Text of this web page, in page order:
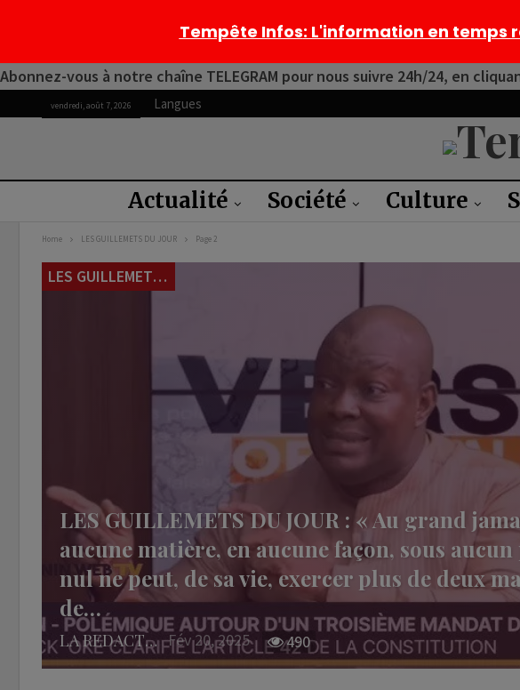
Abonnez-vous à notre chaîne TELEGRAM pour nous suivre 24h/24, en
vendredi, août 7, 2026 Langues
Actualité Société Culture
Home LES GUILLEMETS DU JOUR Page 2
LES GUILLEMETS DU JOUR
LES GUILLEMETS DU JOUR : « Au grand
aucune matière, en aucune façon, sous
nul ne peut, de sa vie, exercer plus de deux
de…
LA REDACTION Fév 20, 2025 490
Tempête Infos: L'information en temps